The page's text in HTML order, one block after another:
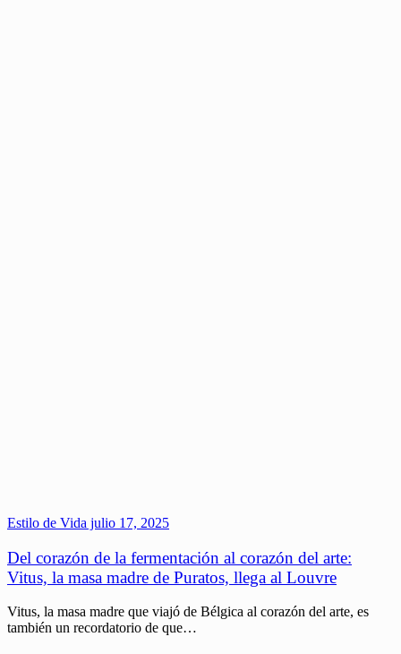
Estilo de Vida julio 17, 2025
Del corazón de la fermentación al corazón del arte:
Vitus, la masa madre de Puratos, llega al Louvre
Vitus, la masa madre que viajó de Bélgica al corazón del arte, es
también un recordatorio de que…